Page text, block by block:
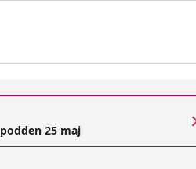
25 maj